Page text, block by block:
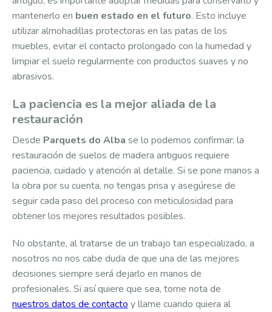
mantenerlo en buen estado en el futuro. Esto incluye
utilizar almohadillas protectoras en las patas de los
muebles, evitar el contacto prolongado con la humedad y
limpiar el suelo regularmente con productos suaves y no
abrasivos.
La paciencia es la mejor aliada de la
restauración
Desde Parquets do Alba se lo podemos confirmar: la
restauración de suelos de madera antiguos requiere
paciencia, cuidado y atención al detalle. Si se pone manos a
la obra por su cuenta, no tengas prisa y asegúrese de
seguir cada paso del proceso con meticulosidad para
obtener los mejores resultados posibles.
No obstante, al tratarse de un trabajo tan especializado, a
nosotros no nos cabe duda de que una de las mejores
decisiones siempre será dejarlo en manos de
profesionales. Si así quiere que sea, tome nota de
nuestros datos de contactoy llame cuando quiera al